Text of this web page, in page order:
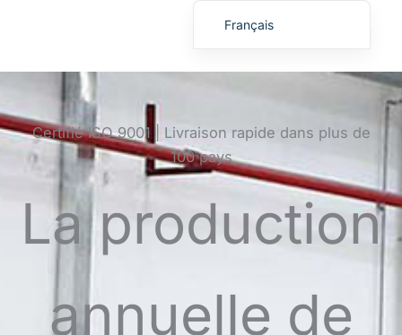
Certifié ISO 9001 | Livraison rapide dans plus de
100 pays
La production
annuelle de
Français
日本語
Español
Deutsch (Schweiz)
Español de Perú